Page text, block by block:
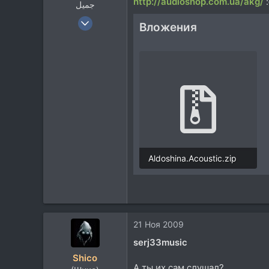
جميل
4 Мар 2008
Вложения
Aldoshina.Acoustic.zip
Shico
21 Ноя 2009
serj33music